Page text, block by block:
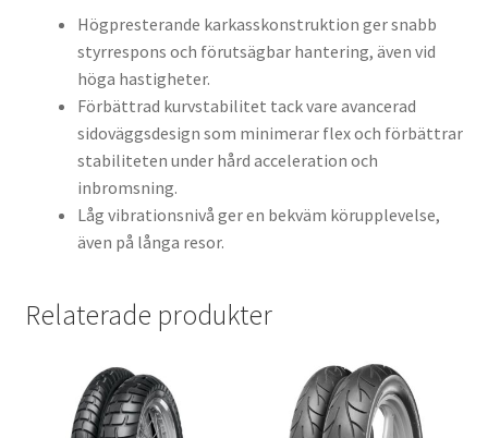
Högpresterande karkasskonstruktion ger snabb
styrrespons och förutsägbar hantering, även vid
höga hastigheter.
Förbättrad kurvstabilitet tack vare avancerad
sidoväggsdesign som minimerar flex och förbättrar
stabiliteten under hård acceleration och
inbromsning.
Låg vibrationsnivå ger en bekväm körupplevelse,
även på långa resor.
Relaterade produkter